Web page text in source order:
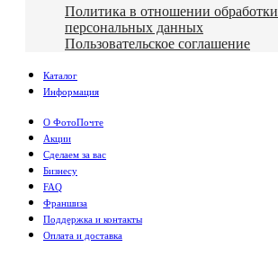
Политика в отношении обработки
персональных данных
Пользовательское соглашение
Каталог
Информация
О ФотоПочте
Акции
Сделаем за вас
Бизнесу
FAQ
Франшиза
Поддержка и контакты
Оплата и доставка